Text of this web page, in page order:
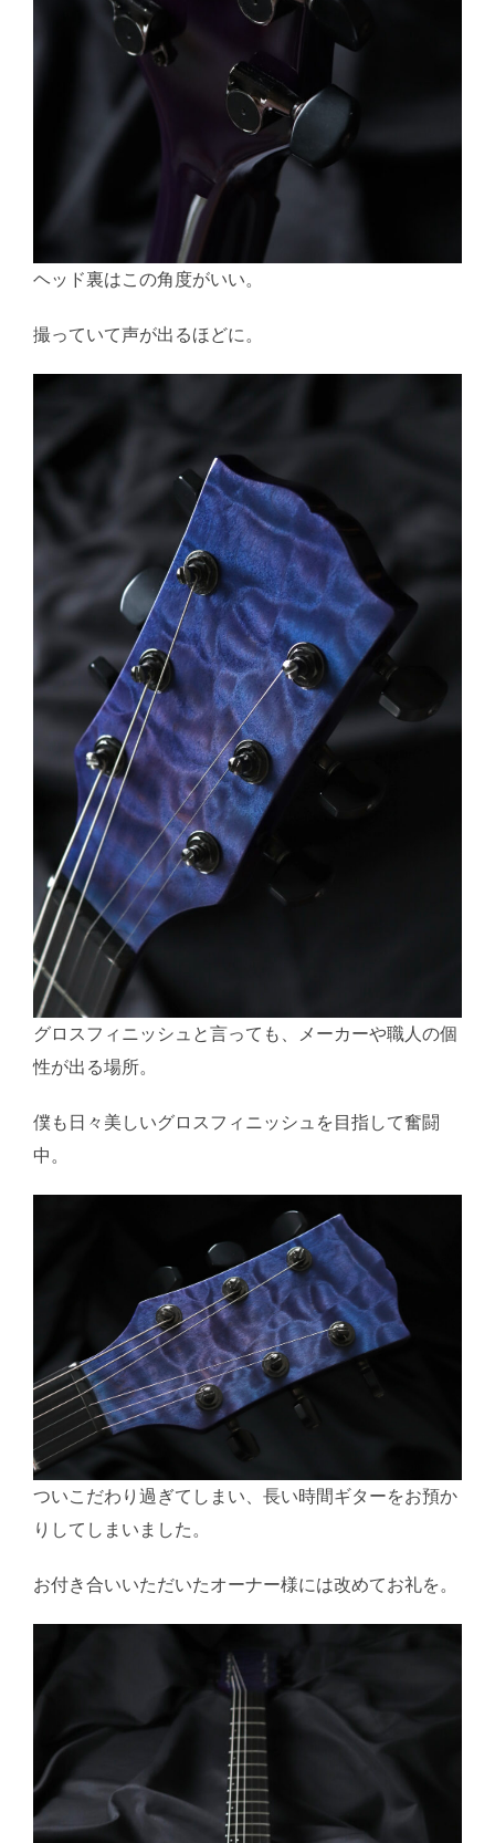
ヘッド裏はこの角度がいい。
撮っていて声が出るほどに。
グロスフィニッシュと言っても、メーカーや職人の個
性が出る場所。
僕も日々美しいグロスフィニッシュを目指して奮闘
中。
ついこだわり過ぎてしまい、長い時間ギターをお預か
りしてしまいました。
お付き合いいただいたオーナー様には改めてお礼を。